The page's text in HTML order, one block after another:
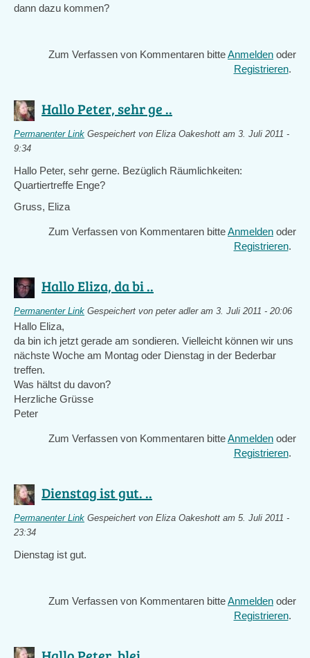
dann dazu kommen?
Zum Verfassen von Kommentaren bitteAnmelden oder
Registrieren.
Hallo Peter, sehr ge ..
Permanenter Link Gespeichert von Eliza Oakeshott am 3. Juli 2011 -
9:34
Hallo Peter, sehr gerne. Bezüglich Räumlichkeiten:
Quartiertreffe Enge?
Gruss, Eliza
Zum Verfassen von Kommentaren bitteAnmelden oder
Registrieren.
Hallo Eliza, da bi ..
Permanenter Link Gespeichert von peter adleram 3. Juli 2011 - 20:06
Hallo Eliza,
da bin ich jetzt gerade am sondieren. Vielleicht können wir uns
nächste Woche am Montag oder Dienstag in der Bederbar
treffen.
Was hältst du davon?
Herzliche Grüsse
Peter
Zum Verfassen von Kommentaren bitteAnmelden oder
Registrieren.
Dienstag ist gut. ..
Permanenter Link Gespeichert von Eliza Oakeshott am 5. Juli 2011 -
23:34
Dienstag ist gut.
Zum Verfassen von Kommentaren bitteAnmelden oder
Registrieren.